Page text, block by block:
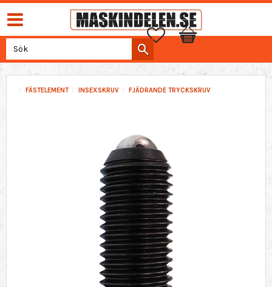
Favoriter
Kundvagn
FÄSTELEMENT INSEXSKRUV FJÄDRANDE TRYCKSKRUV